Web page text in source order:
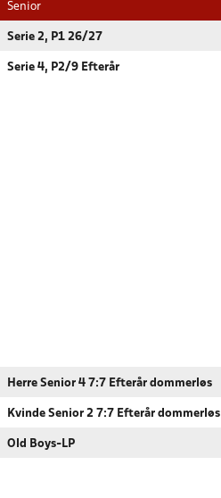
Senior
Serie 2, P1 26/27
Serie 4, P2/9 Efterår
Herre Senior 4 7:7 Efterår dommerløs
Kvinde Senior 2 7:7 Efterår dommerløs
Old Boys-LP